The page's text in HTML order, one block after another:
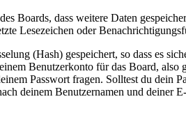
Boards, dass weitere Daten
Lesezeichen oder
(Hash) gespeichert, so dass es
Benutzerkonto für das Board,
Passwort fragen. Solltest du dein
deinem Benutzernamen und deiner